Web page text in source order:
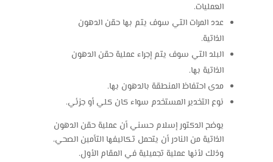
العمليات.
عدد المرات التي سوف يتم بها حقن الدهون
الذاتية.
البلد التي سوف يتم إجراء عملية حقن الدهون
الذاتية بها.
مدى احتفاظ المنطقة بالدهون بها.
نوع التخدير المستخدم سواء كان كلي أو جزئي.
يوضح الدكتور إسلام حسني أن عملية حقن الدهون
الذاتية من النادر أن يتحمل تكاليفها التأمين الصحي،
وذلك لأنها عملية تجميلية في المقام الأول.